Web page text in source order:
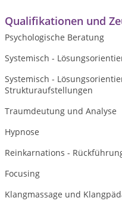
Qualifikationen und
Psychologische Beratung
Systemisch -
Systemisch -
Strukturaufstellungen
Traumdeutung und Analyse
Hypnose
Reinkarnations -
Focusing
Klangmassage und